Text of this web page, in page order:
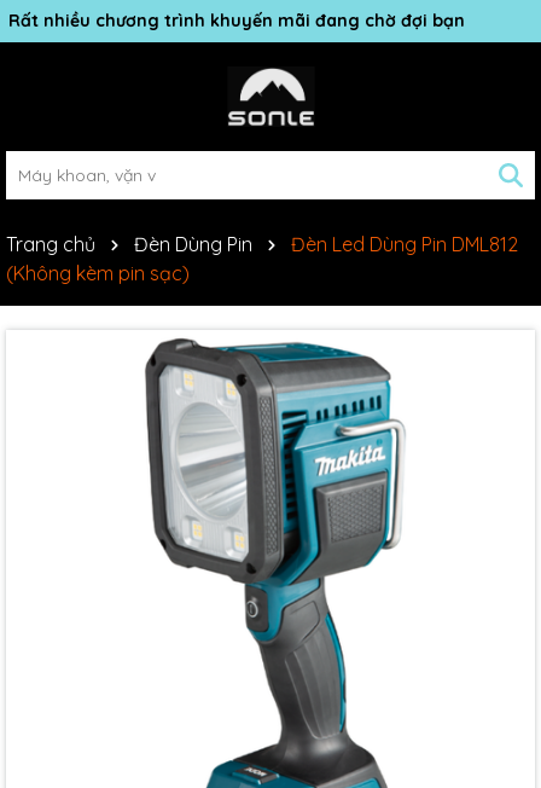
Rất nhiều chương trình khuyến mãi đang chờ đợi bạn
Trang chủ Đèn Dùng Pin
Đèn Led Dùng Pin DML812
(Không kèm pin sạc)